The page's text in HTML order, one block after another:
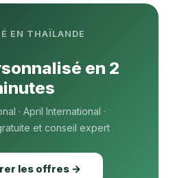
EN THAÏLANDE
en 2
· April International ·
et conseil expert
les offres →